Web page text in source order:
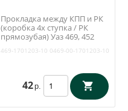
Прокладка между КПП и РК
(коробка 4х ступка / РК
прямозубая) Уаз 469, 452
469-1701203-10 0469-00-1701203-10
42 р.